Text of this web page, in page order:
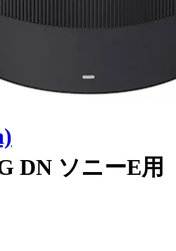
DN ソニーE用